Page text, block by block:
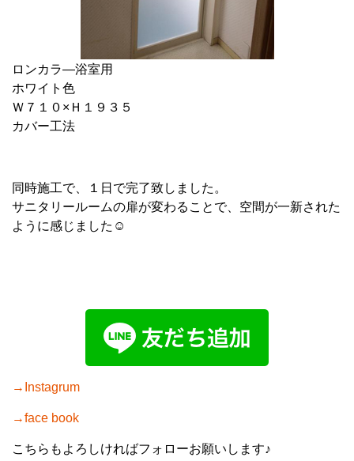
ロンカラ―浴室用
ホワイト色
Ｗ７１０×Ｈ１９３５
カバー工法
同時施工で、１日で完了致しました。
サニタリールームの扉が変わることで、空間が一新された
ように感じました☺
→Instagrum
→face book
こちらもよろしければフォローお願いします♪